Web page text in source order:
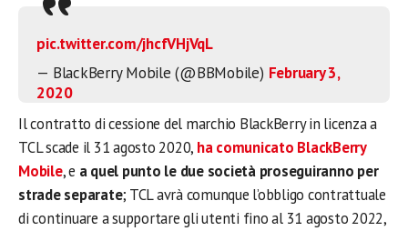
pic.twitter.com/jhcfVHjVqL
— BlackBerry Mobile (@BBMobile) February 3,
2020
Il contratto di cessione del marchio BlackBerry in licenza a
TCL scade il 31 agosto 2020, ha comunicato BlackBerry
Mobile, e a quel punto le due società proseguiranno per
strade separate; TCL avrà comunque l’obbligo contrattuale
di continuare a supportare gli utenti fino al 31 agosto 2022,